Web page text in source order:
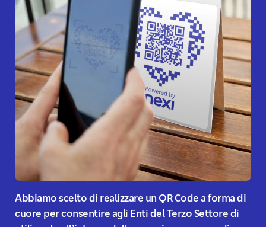
Abbiamo scelto di realizzare un QR Code a forma di
cuore per consentire agli Enti del Terzo Settore di